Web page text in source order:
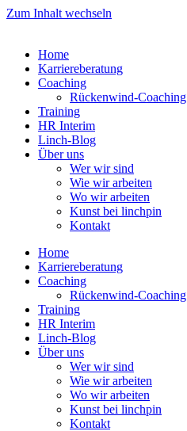
Zum Inhalt wechseln
Home
Karriereberatung
Coaching
Rückenwind-Coaching
Training
HR Interim
Linch-Blog
Über uns
Wer wir sind
Wie wir arbeiten
Wo wir arbeiten
Kunst bei linchpin
Kontakt
Home
Karriereberatung
Coaching
Rückenwind-Coaching
Training
HR Interim
Linch-Blog
Über uns
Wer wir sind
Wie wir arbeiten
Wo wir arbeiten
Kunst bei linchpin
Kontakt